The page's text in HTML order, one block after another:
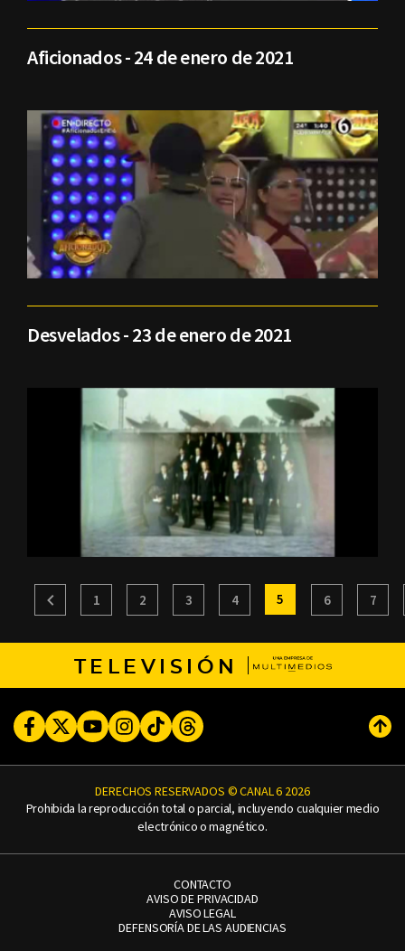
Aficionados - 24 de enero de 2021
Desvelados - 23 de enero de 2021
1 2 3 4 5 6 7
TELEVISIÓN
FacebookTwitterYoutubeInstagram
TikTokThreads
DERECHOS RESERVADOS © CANAL 6 2026
Prohibida la reproducción total o parcial, incluyendo cualquier medio
electrónico o magnético.
CONTACTO
AVISO DE PRIVACIDAD
AVISO LEGAL
DEFENSORÍA DE LAS AUDIENCIAS